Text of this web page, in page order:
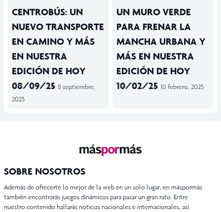
CENTROBÚS: UN
NUEVO TRANSPORTE
EN CAMINO Y MÁS
EN NUESTRA
EDICIÓN DE HOY
08/09/25 8 septiembre,
2025
UN MURO VERDE
PARA FRENAR LA
MANCHA URBANA Y
MÁS EN NUESTRA
EDICIÓN DE HOY
10/02/25 10 febrero, 2025
SOBRE NOSOTROS
Además de ofrecerte lo mejor de la web en un solo lugar, en máspormás
también encontrarás juegos dinámicos para pasar un gran rato. Entre
nuestro contenido hallarás noticias nacionales e internacionales, así